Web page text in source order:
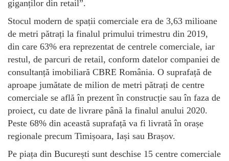
giganților din retail”.
Stocul modern de spații comerciale era de 3,63 milioane
de metri pătrați la finalul primului trimestru din 2019,
din care 63% era reprezentat de centrele comerciale, iar
restul, de parcuri de retail, conform datelor companiei de
consultanță imobiliară CBRE România. O suprafață de
aproape jumătate de milion de metri pătrați de centre
comerciale se află în prezent în construcție sau în faza de
proiect, cu date de livrare până la finalul anului 2020.
Peste 68% din această suprafață va fi livrată în orașe
regionale precum Timișoara, Iași sau Brașov.
Pe piața din București sunt deschise 15 centre comerciale